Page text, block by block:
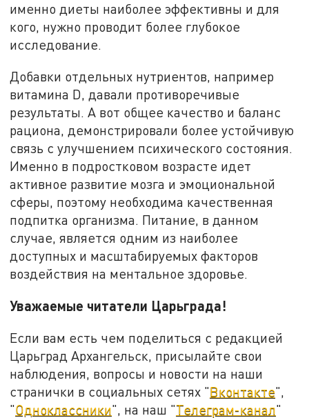
именно диеты наиболее эффективны и для
кого, нужно проводит более глубокое
исследование.
Добавки отдельных нутриентов, например
витамина D, давали противоречивые
результаты. А вот общее качество и баланс
рациона, демонстрировали более устойчивую
связь с улучшением психического состояния.
Именно в подростковом возрасте идет
активное развитие мозга и эмоциональной
сферы, поэтому необходима качественная
подпитка организма. Питание, в данном
случае, является одним из наиболее
доступных и масштабируемых факторов
воздействия на ментальное здоровье.
Уважаемые читатели Царьграда!
Если вам есть чем поделиться с редакцией
Царьград Архангельск, присылайте свои
наблюдения, вопросы и новости на наши
странички в социальных сетях "Вконтакте",
"Одноклассники", на наш "Телеграм-канал"